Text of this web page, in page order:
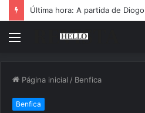
Menu
Página inicial / Benfica
Benfica